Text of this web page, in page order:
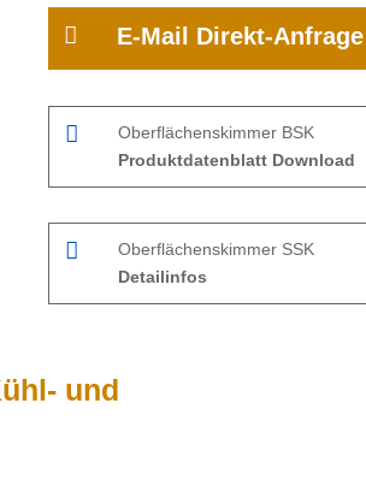
 E-Mail Direkt-Anfrage

Oberflächenskimmer BSK
Produktdatenblatt Download

Oberflächenskimmer SSK
Detailinfos
und